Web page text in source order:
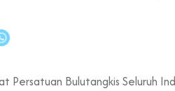
Persatuan Bulutangkis